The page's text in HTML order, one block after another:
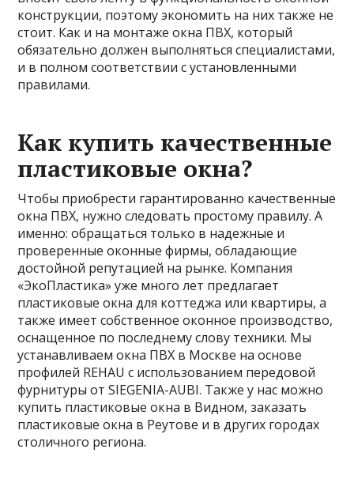
конструкции, поэтому экономить на них также не
стоит. Как и на монтаже окна ПВХ, который
обязательно должен выполняться специалистами,
и в полном соответствии с установленными
правилами.
Как купить качественные
пластиковые окна?
Чтобы приобрести гарантированно качественные
окна ПВХ, нужно следовать простому правилу. А
именно: обращаться только в надежные и
проверенные оконные фирмы, обладающие
достойной репутацией на рынке. Компания
«ЭкоПластика» уже много лет предлагает
пластиковые окна для коттеджа или квартиры, а
также имеет собственное оконное производство,
оснащенное по последнему слову техники. Мы
устанавливаем окна ПВХ в Москве на основе
профилей REHAU с использованием передовой
фурнитуры от SIEGENIA-AUBI. Также у нас можно
купить пластиковые окна в Видном, заказать
пластиковые окна в Реутове и в других городах
столичного региона.